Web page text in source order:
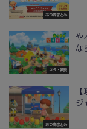
あつ森まとめ
ネタ・雑談
や
な
あつ森まとめ
ジ